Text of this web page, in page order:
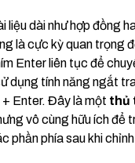
liệu dài như hợp đồng
là cực kỳ quan trọng
Enter liên tục để
dụng tính năng ngắt
Enter. Đây là một thủ
vô cùng hữu ích để
phần phía sau khi